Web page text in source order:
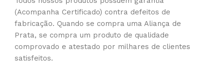
(Acompanha Certificado) contra defeitos de
fabricação. Quando se compra uma Aliança de
Prata, se compra um produto de qualidade
comprovado e atestado por milhares de clientes
satisfeitos.